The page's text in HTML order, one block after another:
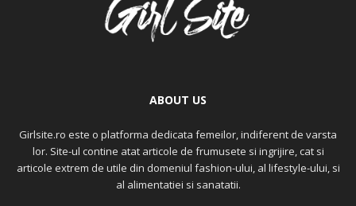
ABOUT US
Girlsite.ro este o platforma dedicata femeilor, indiferent de varsta
lor. Site-ul contine atat articole de frumusete si ingrijire, cat si
articole extrem de utile din domeniul fashion-ului, al lifestyle-ului, si
al alimentatiei si sanatatii.